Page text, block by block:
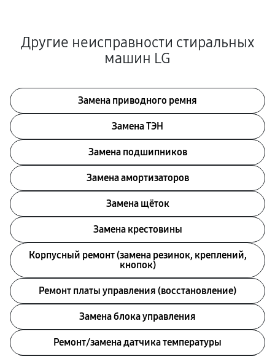
Другие неисправности стиральных
машин LG
Замена приводного ремня
Замена ТЭН
Замена подшипников
Замена амортизаторов
Замена щёток
Замена крестовины
Корпусный ремонт (замена резинок, креплений,
кнопок)
Ремонт платы управления (восстановление)
Замена блока управления
Ремонт/замена датчика температуры